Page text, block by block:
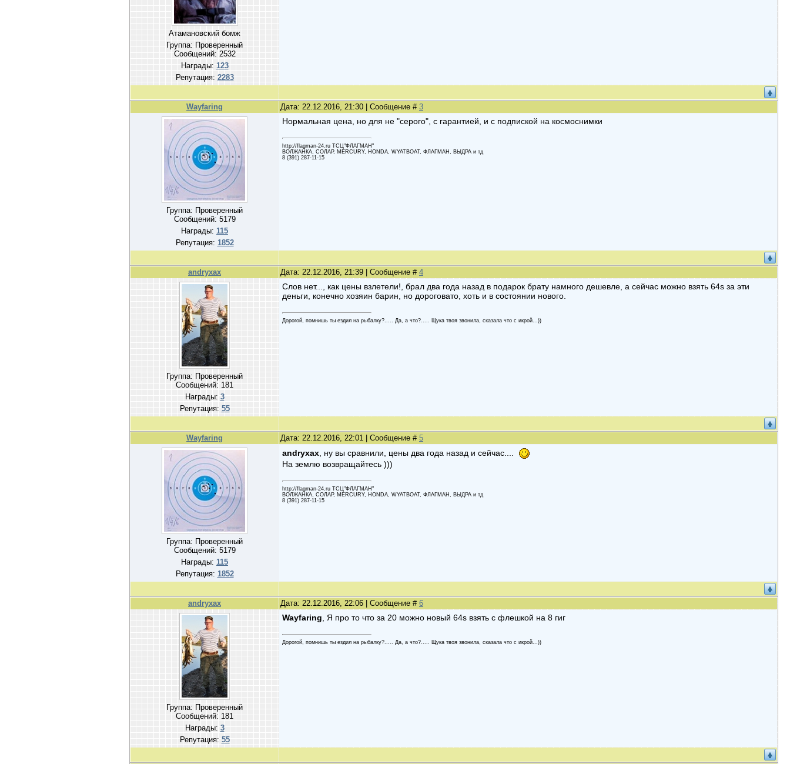
Атамановский бомж
Группа: Проверенный
Сообщений: 2532
Награды: 123
Репутация: 2283
Wayfaring Дата: 22.12.2016, 21:30 | Сообщение # 3
Группа: Проверенный
Сообщений: 5179
Награды: 115
Репутация: 1852
Нормальная цена, но для не "серого", с гарантией, и с подпиской на космоснимки
http://flagman-24.ru ТСЦ"ФЛАГМАН"
ВОЛЖАНКА, СОЛАР, MERCURY, HONDA, WYATBOAT, ФЛАГМАН, ВЫДРА и тд
8 (391) 287-11-15
andryxax Дата: 22.12.2016, 21:39 | Сообщение # 4
Группа: Проверенный
Сообщений: 181
Награды: 3
Репутация: 55
Слов нет..., как цены взлетели!, брал два года назад в подарок брату намного дешевле, а сейчас можно взять 64s за эти
деньги, конечно хозяин барин, но дороговато, хоть и в состоянии нового.
Дорогой, помнишь ты ездил на рыбалку?..... Да, а что?..... Щука твоя звонила, сказала что с икрой...))
Wayfaring Дата: 22.12.2016, 22:01 | Сообщение # 5
Группа: Проверенный
Сообщений: 5179
Награды: 115
Репутация: 1852
andryxax , ну вы сравнили, цены два года назад и сейчас....
На землю возвращайтесь )))
http://flagman-24.ru ТСЦ"ФЛАГМАН"
ВОЛЖАНКА, СОЛАР, MERCURY, HONDA, WYATBOAT, ФЛАГМАН, ВЫДРА и тд
8 (391) 287-11-15
andryxax Дата: 22.12.2016, 22:06 | Сообщение # 6
Группа: Проверенный
Сообщений: 181
Награды: 3
Репутация: 55
Wayfaring , Я про то что за 20 можно новый 64s взять с флешкой на 8 гиг
Дорогой, помнишь ты ездил на рыбалку?..... Да, а что?..... Щука твоя звонила, сказала что с икрой...))